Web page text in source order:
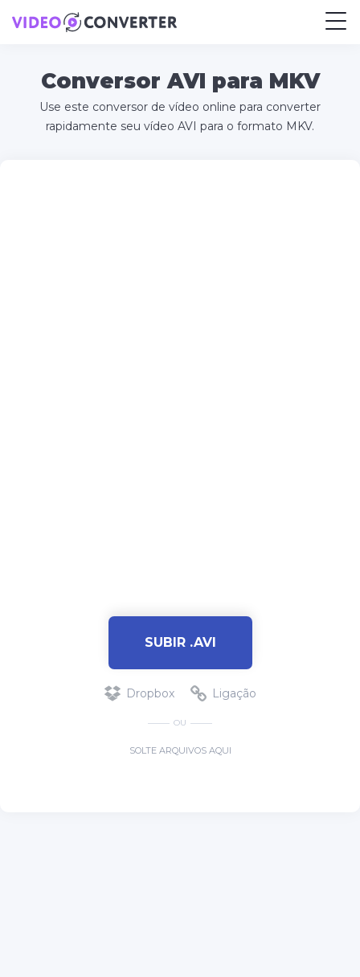
Conversor AVI para MKV
Use este conversor de vídeo online para converter
rapidamente seu vídeo AVI para o formato MKV.
SUBIR .AVI
Dropbox Ligação
OU
SOLTE ARQUIVOS AQUI